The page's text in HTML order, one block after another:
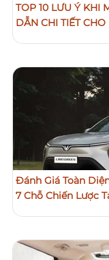
TOP 10 LƯU Ý KHI
DẪN CHI TIẾT
Đánh Giá Toàn
7 Chỗ Chiến Lược